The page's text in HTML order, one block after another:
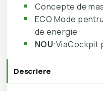
Concepte de
ECO Mode
de energie
NOU:ViaCockpit
Descriere